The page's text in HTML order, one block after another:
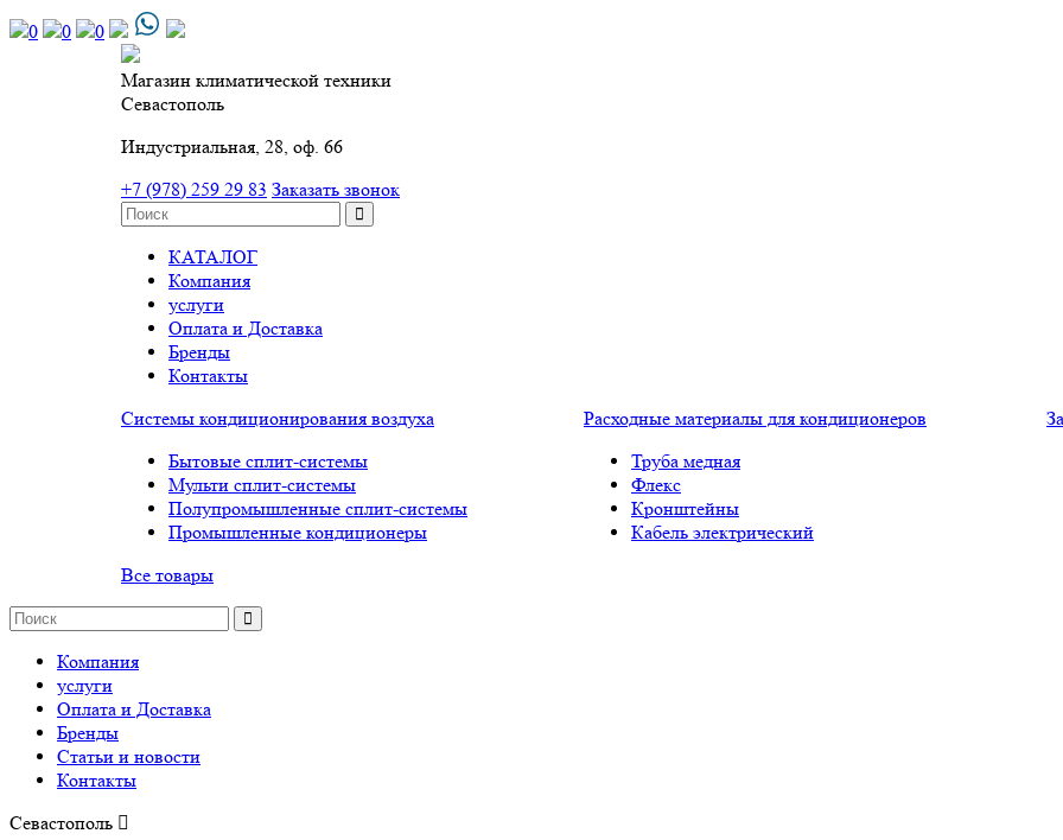
0 0 0
Магазин климатической техники
Севастополь
Индустриальная, 28, оф. 66
+7 (978) 259 29 83 Заказать звонок
КАТАЛОГ
Компания
услуги
Оплата и Доставка
Бренды
Контакты
Системы кондиционирования воздуха
Бытовые сплит-системы
Мульти сплит-системы
Полупромышленные сплит-системы
Промышленные кондиционеры
Расходные материалы для кондиционеров
Труба медная
Флекс
Кронштейны
Кабель электрический
Все товары
Компания
услуги
Оплата и Доставка
Бренды
Статьи и новости
Контакты
Севастополь